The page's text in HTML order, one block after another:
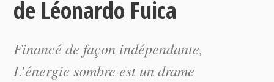
de Léonardo Fuica
Financé de façon indépendante,
L’énergie sombre est un drame